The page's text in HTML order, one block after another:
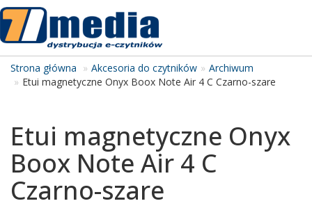
Strona główna Akcesoria do czytników
Archiwum
Etui magnetyczne Onyx Boox Note Air 4 C Czarno-szare
Etui magnetyczne Onyx
Boox Note Air 4 C
Czarno-szare